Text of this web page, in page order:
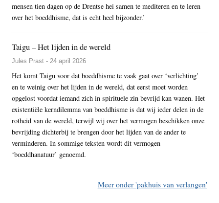
mensen tien dagen op de Drentse hei samen te mediteren en te leren
over het boeddhisme, dat is echt heel bijzonder.’
Taigu – Het lijden in de wereld
Jules Prast - 24 april 2026
Het komt Taigu voor dat boeddhisme te vaak gaat over ‘verlichting’
en te weinig over het lijden in de wereld, dat eerst moet worden
opgelost voordat iemand zich in spirituele zin bevrijd kan wanen. Het
existentiële kerndilemma van boeddhisme is dat wij ieder delen in de
rotheid van de wereld, terwijl wij over het vermogen beschikken onze
bevrijding dichterbij te brengen door het lijden van de ander te
verminderen. In sommige teksten wordt dit vermogen
‘boeddhanatuur’ genoemd.
Meer onder 'pakhuis van verlangen'